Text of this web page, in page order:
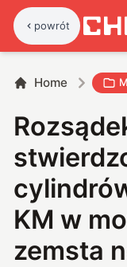
powrót
Home
KM w
zemsta